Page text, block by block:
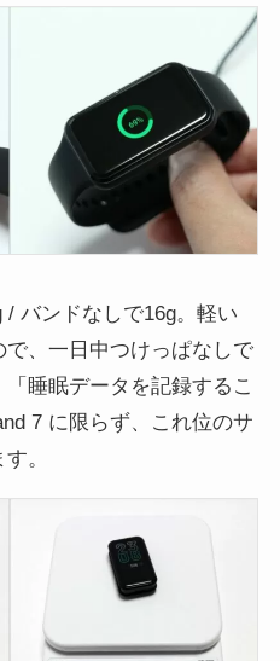
バンドなしで16g。軽い
、一日中つけっぱなしで
睡眠データを記録するこ
7 に限らず、これ位のサ
。